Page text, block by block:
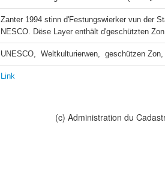
Zanter 1994 stinn d'Festungswierker vun der
NESCO. Dëse Layer enthält d'geschützten
UNESCO,  Weltkulturierwen,  geschützen
Link
(c) Administration du